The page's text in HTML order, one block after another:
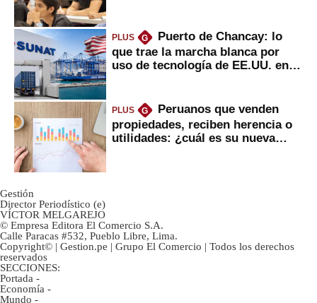
PLUS G
Puerto de Chancay: lo
que trae la marcha blanca por
uso de tecnología de EE.UU. en
PLUS G
Peruanos que venden
propiedades, reciben herencia o
utilidades: ¿cuál es su nueva
Gestión
Director Periodístico (e)
VÍCTOR MELGAREJO
© Empresa Editora El Comercio S.A.
Calle Paracas #532, Pueblo Libre, Lima.
Copyright© | Gestion.pe | Grupo El Comercio | Todos los derechos
reservados
SECCIONES:
Portada -
Economía -
Mundo -